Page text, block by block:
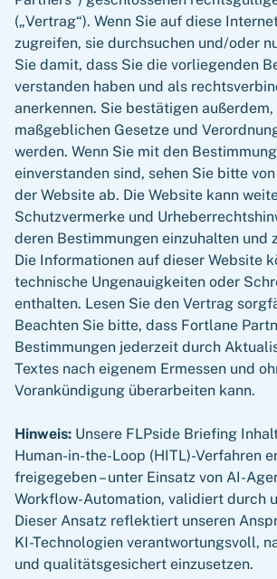
(„Vertrag“). Wenn Sie auf diese
zugreifen, sie durchsuchen und/oder
Sie damit, dass Sie die vorliegenden
verstanden haben und als
anerkennen. Sie bestätigen
maßgeblichen Gesetze und
werden. Wenn Sie mit den
einverstanden sind, sehen Sie bitte
der Website ab. Die Website kann
Schutzvermerke und
deren Bestimmungen einzuhalten und
Die Informationen auf dieser Website
technische Ungenauigkeiten oder
enthalten. Lesen Sie den Vertrag
Beachten Sie bitte, dass Fortlane
Bestimmungen jederzeit durch
Textes nach eigenem Ermessen und
Vorankündigung überarbeiten kann.
Hinweis: Unsere FLPside Briefing
Human-in-the-Loop (HITL)-Verfahren
freigegeben – unter Einsatz von AI-
Workflow-Automation, validiert durch
Dieser Ansatz reflektiert unseren
KI-Technologien verantwortungsvoll,
und qualitätsgesichert einzusetzen.